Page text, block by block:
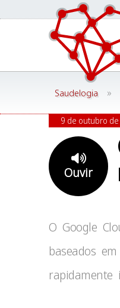
Saudelogia »
Ouvir
9 de outubro
O Google
baseados
rapidamente